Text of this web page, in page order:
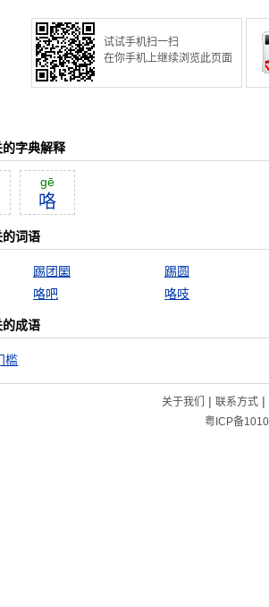
试试手机扫一扫
在你手机上继续浏览此页面
字典解释
gē
咯
的词语
踢团圞
踢圆
咯吧 咯吱
的成语
槛
关于我们 | 联系方式|
粤ICP备